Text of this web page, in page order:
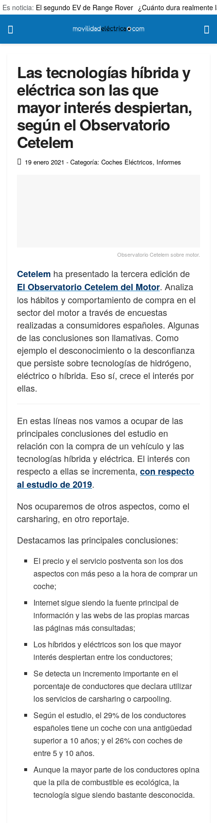
Es noticia: El segundo EV de Range Rover ¿Cuánto dura realmente
Las tecnologías híbrida y
eléctrica son las que
mayor interés despiertan,
según el Observatorio
Cetelem
19 enero 2021 - Categoría: Coches Eléctricos, Informes
Observatorio Cetelem sobre motor.
Cetelem ha presentado la tercera edición de
El Observatorio Cetelem del Motor. Analiza
los hábitos y comportamiento de compra en el
sector del motor a través de encuestas
realizadas a consumidores españoles. Algunas
de las conclusiones son llamativas. Como
ejemplo el desconocimiento o la desconfianza
que persiste sobre tecnologías de hidrógeno,
eléctrico o híbrida. Eso sí, crece el interés por
ellas.
En estas líneas nos vamos a ocupar de las
principales conclusiones del estudio en
relación con la compra de un vehículo y las
tecnologías híbrida y eléctrica. El interés con
respecto a ellas se incrementa, con respecto
al estudio de 2019.
Nos ocuparemos de otros aspectos, como el
carsharing, en otro reportaje.
Destacamos las principales conclusiones:
El precio y el servicio postventa son los dos
aspectos con más peso a la hora de comprar un
coche;
Internet sigue siendo la fuente principal de
información y las webs de las propias marcas
las páginas más consultadas;
Los híbridos y eléctricos son los que mayor
interés despiertan entre los conductores;
Se detecta un incremento importante en el
porcentaje de conductores que declara utilizar
los servicios de carsharing o carpooling.
Según el estudio, el 29% de los conductores
españoles tiene un coche con una antigüedad
superior a 10 años; y el 26% con coches de
entre 5 y 10 años.
Aunque la mayor parte de los conductores opina
que la pila de combustible es ecológica, la
tecnología sigue siendo bastante desconocida.